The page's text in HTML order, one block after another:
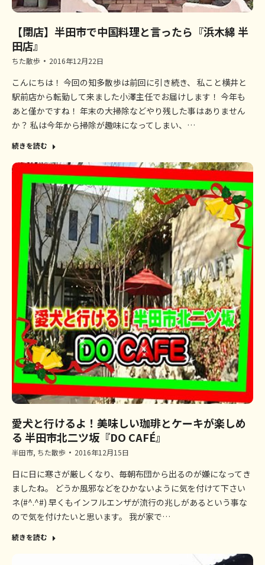
【閉店】半田市で中国料理と言ったら『浜木綿 半
田店』
ちた散歩 2016年12月22日
こんにちは！ 今回の知多散歩は前回に引き続き、 私こと横井と
駅前店から転勤して来ました小澤主任でお届けします！ 今年も
あと僅かですね！ 年末の大掃除などやり残した事はありません
か？ 私は今年から掃除が趣味になってしまい、…
続きを読む
愛犬と行けるよ！美味しい珈琲とケーキが楽しめ
る 半田市北二ツ坂『DO CAFÉ』
半田市, ちた散歩 2016年12月15日
日に日に寒さが厳しくなり、毎朝布団から出るのが嫌になってき
ましたね。 どうか風邪などをひかないように気を付けて下さい
ネ(#^.^#) 早くもインフルエンザが流行の兆しがあるという事な
ので気を付けたいと思います。 我が家で…
続きを読む